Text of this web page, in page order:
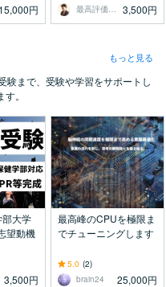
15,000円
最高評価受賞プラチナランクライター桜
3,500円
もっと見る
験まで、受験や学習をサポートし
。
大学
望動機
3,500円
最高峰のCPUを極限ま
でチューニングします
5.0 (2)
brain24
25,000円